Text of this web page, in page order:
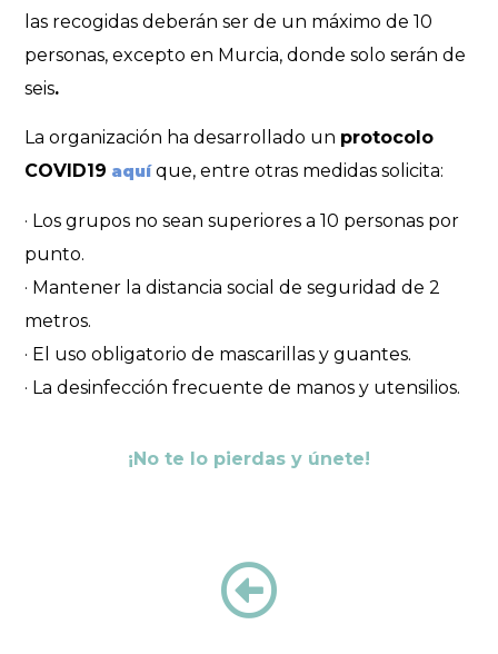
las recogidas deberán ser de un máximo de 10
personas, excepto en Murcia, donde solo serán de
seis.
La organización ha desarrollado un protocolo
COVID19 aquíque, entre otras medidas solicita:
· Los grupos no sean superiores a 10 personas por
punto.
· Mantener la distancia social de seguridad de 2
metros.
· El uso obligatorio de mascarillas y guantes.
· La desinfección frecuente de manos y utensilios.
¡No te lo pierdas y únete!